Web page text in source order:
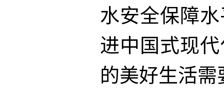
水安全保障
进中国式现
的美好生活需